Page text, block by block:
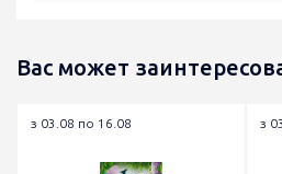
Вас может
з 03.08 по 16.08 з